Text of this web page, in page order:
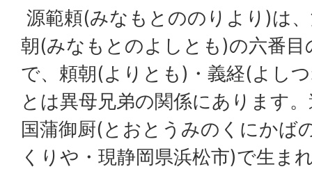
源範頼(みなもとののりより)は
朝(みなもとのよしとも)の六番目
で、頼朝(よりとも)・義経(よし
とは異母兄弟の関係にあります
国蒲御厨(とおとうみのくにかば
くりや・現静岡県浜松市)で生ま